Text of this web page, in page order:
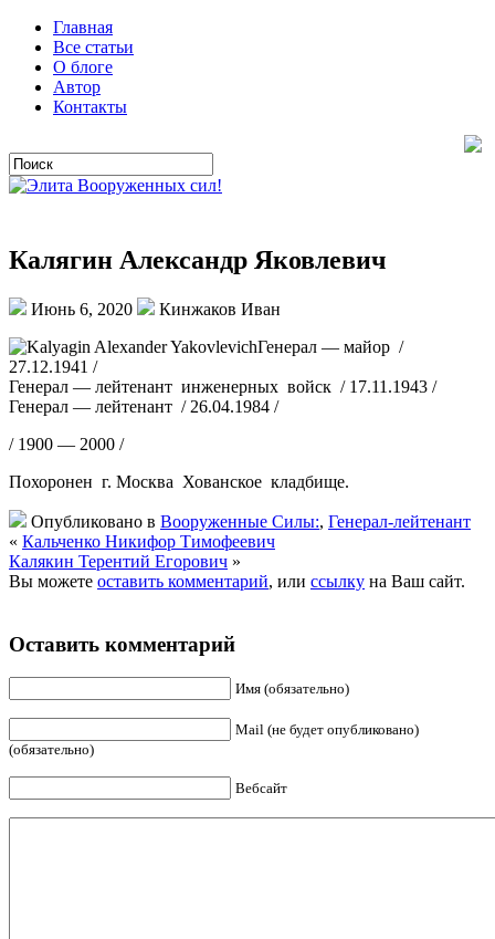
Главная
Все статьи
О блоге
Автор
Контакты
Калягин Александр Яковлевич
Июнь 6, 2020
Кинжаков Иван
Генерал — майор /
27.12.1941 /
Генерал — лейтенант инженерных войск / 17.11.1943 /
Генерал — лейтенант / 26.04.1984 /
/ 1900 — 2000 /
Похоронен г. Москва Хованское кладбище.
Опубликовано в Вооруженные Силы:, Генерал-лейтенант
« Кальченко Никифор Тимофеевич
Калякин Терентий Егорович »
Вы можете оставить комментарий, или ссылку на Ваш сайт.
Оставить комментарий
Имя (обязательно)
Mail (не будет опубликовано)
(обязательно)
Вебсайт